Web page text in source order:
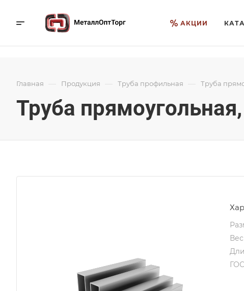
АКЦИИ
Главная — Продукция — Труба профильная — Труба
Труба
Вес